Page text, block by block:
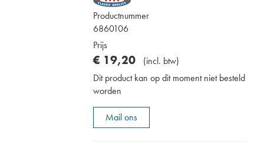
Productnummer
6860106
Prijs
€ 19,20 (incl. btw)
Dit product kan op dit moment niet besteld
worden
Mail ons